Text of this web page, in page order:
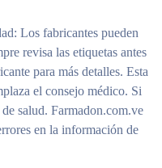
: Los fabricantes pueden
revisa las etiquetas antes
para más detalles. Esta
el consejo médico. Si
salud. Farmadon.com.ve
en la información de